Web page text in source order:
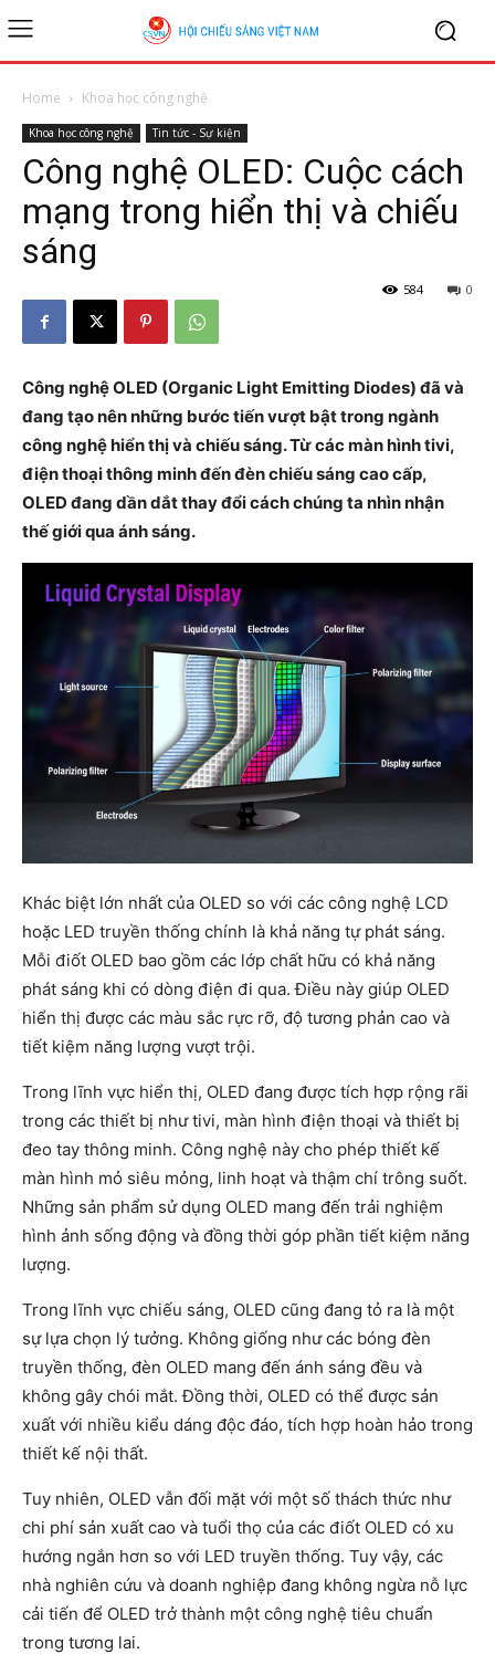
Home Khoa học công nghệ
Khoa học công nghệ Tin tức - Sự kiện
Công nghệ OLED: Cuộc cách
mạng trong hiển thị và chiếu
sáng
0
584
Công nghệ OLED (Organic Light Emitting Diodes) đã và
đang tạo nên những bước tiến vượt bật trong ngành
công nghệ hiển thị và chiếu sáng. Từ các màn hình tivi,
điện thoại thông minh đến đèn chiếu sáng cao cấp,
OLED đang dần dắt thay đổi cách chúng ta nhìn nhận
thế giới qua ánh sáng.
Khác biệt lớn nhất của OLED so với các công nghệ LCD
hoặc LED truyền thống chính là khả năng tự phát sáng.
Mỗi điốt OLED bao gồm các lớp chất hữu có khả năng
phát sáng khi có dòng điện đi qua. Điều này giúp OLED
hiển thị được các màu sắc rực rỡ, độ tương phản cao và
tiết kiệm năng lượng vượt trội.
Trong lĩnh vực hiển thị, OLED đang được tích hợp rộng rãi
trong các thiết bị như tivi, màn hình điện thoại và thiết bị
đeo tay thông minh. Công nghệ này cho phép thiết kế
màn hình mỏ siêu mỏng, linh hoạt và thậm chí trông suốt.
Những sản phẩm sử dụng OLED mang đến trải nghiệm
hình ảnh sống động và đồng thời góp phần tiết kiệm năng
lượng.
Trong lĩnh vực chiếu sáng, OLED cũng đang tỏ ra là một
sự lựa chọn lý tưởng. Không giống như các bóng đèn
truyền thống, đèn OLED mang đến ánh sáng đều và
không gây chói mắt. Đồng thời, OLED có thể được sản
xuất với nhiều kiểu dáng độc đáo, tích hợp hoàn hảo trong
thiết kế nội thất.
Tuy nhiên, OLED vẫn đối mặt với một số thách thức như
chi phí sản xuất cao và tuổi thọ của các điốt OLED có xu
hướng ngắn hơn so với LED truyền thống. Tuy vậy, các
nhà nghiên cứu và doanh nghiệp đang không ngừa nỗ lực
cải tiến để OLED trở thành một công nghệ tiêu chuẩn
trong tương lai.